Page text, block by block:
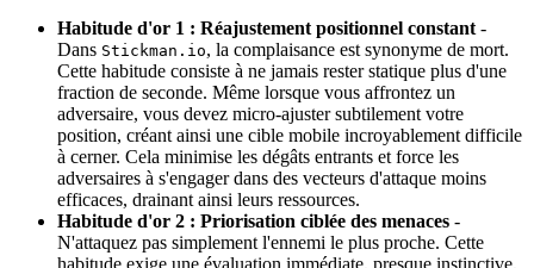
Habitude d'or 1 : Réajustement positionnel constant -
Dans Stickman.io, la complaisance est synonyme de mort.
Cette habitude consiste à ne jamais rester statique plus d'une
fraction de seconde. Même lorsque vous affrontez un
adversaire, vous devez micro-ajuster subtilement votre
position, créant ainsi une cible mobile incroyablement difficile
à cerner. Cela minimise les dégâts entrants et force les
adversaires à s'engager dans des vecteurs d'attaque moins
efficaces, drainant ainsi leurs ressources.
Habitude d'or 2 : Priorisation ciblée des menaces -
N'attaquez pas simplement l'ennemi le plus proche. Cette